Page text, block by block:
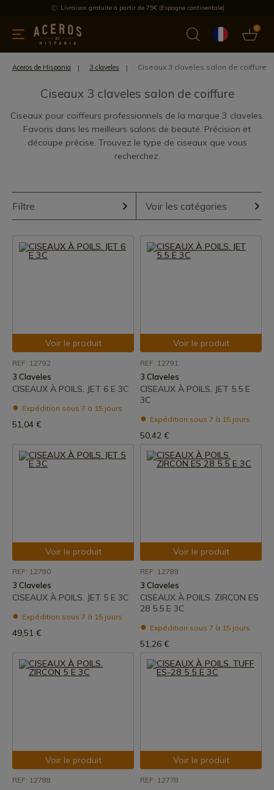
Livraison gratuite à partir de 75€ (Espagne continentale)
0
de cuisine Offre Dernières nouvelles Meilleures ventes
Aceros de Hispania 3 claveles Ciseaux 3 claveles salon de coiffure
Ciseaux 3 claveles salon de coiffure
Ciseaux pour coiffeurs professionnels de la marque 3 claveles.
Favoris dans les meilleurs salons de beauté. Précision et
découpe précise. Trouvez le type de ciseaux que vous
recherchez.
Filtre Voir les catégories
Voir le produit
REF: 12792
3 Claveles
CISEAUX À POILS. JET 6 E 3C
Expédition sous 7 à 15 jours
51,04 €
Voir le produit
REF: 12791
3 Claveles
CISEAUX À POILS. JET 5.5 E
3C
Expédition sous 7 à 15 jours
50,42 €
Voir le produit
REF: 12790
3 Claveles
CISEAUX À POILS. JET 5 E 3C
Expédition sous 7 à 15 jours
49,51 €
Voir le produit
REF: 12789
3 Claveles
CISEAUX À POILS. ZIRCON ES
28 5.5 E 3C
Expédition sous 7 à 15 jours
51,26 €
Voir le produit
REF: 12788
Voir le produit
REF: 12778